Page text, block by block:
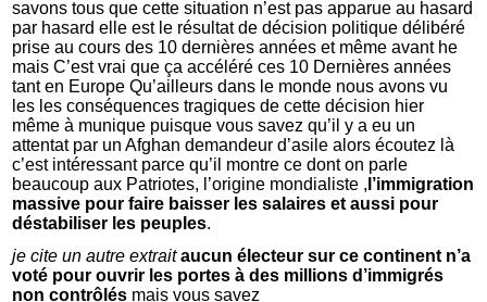
savons tous que cette situation n’est pas apparue au hasard
par hasard elle est le résultat de décision politique délibéré
prise au cours des 10 dernières années et même avant he
mais C’est vrai que ça accéléré ces 10 Dernières années
tant en Europe Qu’ailleurs dans le monde nous avons vu
les les conséquences tragiques de cette décision hier
même à munique puisque vous savez qu’il y a eu un
attentat par un Afghan demandeur d’asile alors écoutez là
c’est intéressant parce qu’il montre ce dont on parle
beaucoup aux Patriotes, l’origine mondialiste , l’immigration
massive pour faire baisser les salaires et aussi pour
déstabiliser les peuples.
je cite un autre extrait aucun électeur sur ce continent n’a
voté pour ouvrir les portes à des millions d’immigrés
non contrôlés mais vous savez